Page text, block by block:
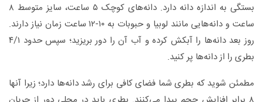
بستگی به اندازه دانه دارد. دانه‌های کوچک ۵ ساعت، سایز متوسط ۸
ساعت و دانه‌هایی مانند لوبیا و حبوبات به ۱۰-۱۲ ساعت زمان نیاز دارند.
روز بعد دانه‌ها را آبکش کرده و آب آن را دور بریزید؛ سپس حدود ۴/۱
بطری را از دانه‌ها پر ‌کنید.
مطمئن شوید که بطری شما فضای کافی برای رشد دانه‌ها دارد؛ زیرا آنها